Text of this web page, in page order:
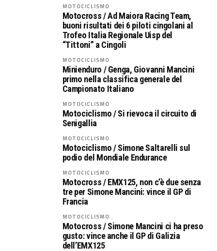
MOTOCICLISMO
Motocross / Ad Maiora Racing Team,
buoni risultati dei 6 piloti cingolani al
Trofeo Italia Regionale Uisp del
“Tittoni” a Cingoli
MOTOCICLISMO
Minienduro / Genga, Giovanni Mancini
primo nella classifica generale del
Campionato Italiano
MOTOCICLISMO
Motociclismo / Si rievoca il circuito di
Senigallia
MOTOCICLISMO
Motociclismo / Simone Saltarelli sul
podio del Mondiale Endurance
MOTOCICLISMO
Motocross / EMX125, non c’è due senza
tre per Simone Mancini: vince il GP di
Francia
MOTOCICLISMO
Motocross / Simone Mancini ci ha preso
gusto: vince anche il GP di Galizia
dell’EMX125